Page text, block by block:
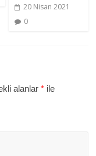
20 Nisan 2021
0
alanlar* ile